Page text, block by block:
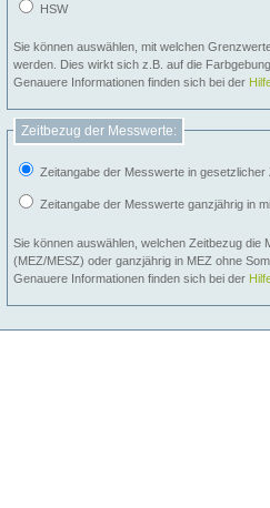
HSW
Sie können auswählen, mit welchen
werden. Dies wirkt sich z.B. auf die
Genauere Informationen finden sich bei der
Zeitbezug der Messwerte:
Zeitangabe der Messwerte in gesetzlicher
Zeitangabe der Messwerte ganzjährig in
Sie können auswählen, welchen Zeitbezug die
(MEZ/MESZ) oder ganzjährig in MEZ ohne
Genauere Informationen finden sich bei der